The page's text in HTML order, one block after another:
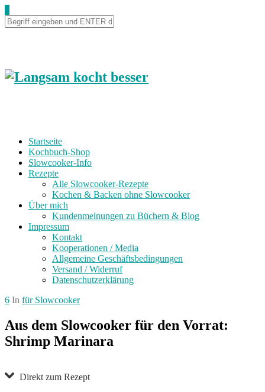
to
Recipe
Startseite
Kochbuch-Shop
Slowcooker-Info
Rezepte
Alle Slowcooker-Rezepte
Kochen & Backen ohne Slowcooker
Über mich
Kundenmeinungen zu Büchern & Blog
Impressum
Kontakt
Kooperationen / Media
Allgemeine Geschäftsbedingungen
Versand / Widerruf
Datenschutzerklärung
6 In für Slowcooker
Aus dem Slowcooker für den Vorrat:
Shrimp Marinara
Direkt zum Rezept